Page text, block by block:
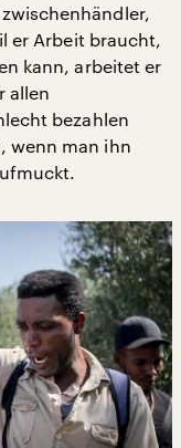
er Arbeit braucht,
kann, arbeitet er
allen
bezahlen
wenn man ihn